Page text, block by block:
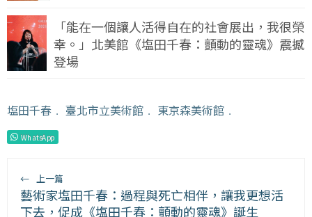
「能在一個讓人活得自在的社會展出，我很榮
幸。」北美館《塩田千春：顫動的靈魂》震撼
登場
塩田千春 ﹒ 臺北市立美術館 ﹒ 東京森美術館 ﹒
WhatsApp
← 上一篇
藝術家塩田千春：過程與死亡相伴，讓我更想活
下去，促成《塩田千春：顫動的靈魂》誕生